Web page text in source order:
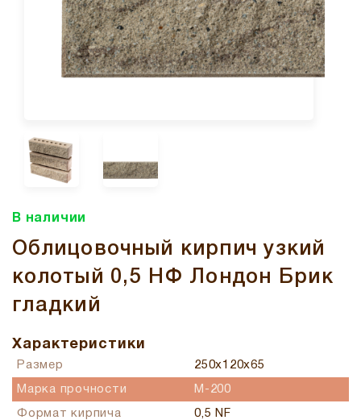
В наличии
Облицовочный кирпич узкий
колотый 0,5 НФ Лондон Брик
гладкий
Характеристики
Размер 250x120x65
Марка прочности М-200
Формат кирпича 0,5 NF